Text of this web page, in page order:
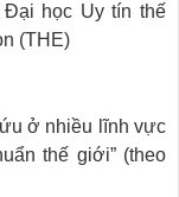
Đại học Uy tín thế
(THE)
ở nhiều lĩnh vực
thế giới” (theo